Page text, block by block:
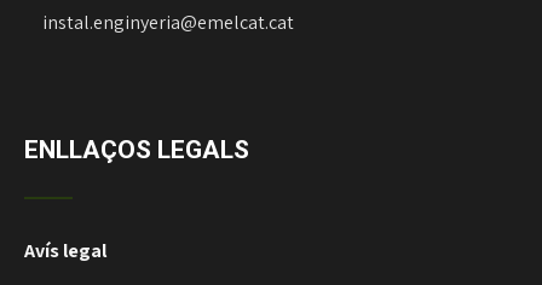
instal.enginyeria@emelcat.cat
ENLLAÇOS LEGALS
Avís legal